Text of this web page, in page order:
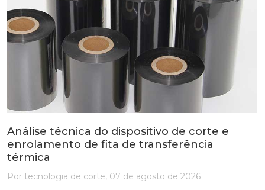
Análise técnica do dispositivo de corte e
enrolamento de fita de transferência
térmica
Por tecnologia de corte, 07 de agosto de 2026